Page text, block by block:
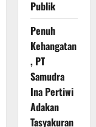
Publik
Penuh
Kehangatan
, PT
Samudra
Ina Pertiwi
Adakan
Tasyakuran